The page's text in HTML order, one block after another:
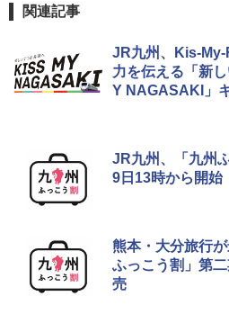
新しい日本地理
解く (講談社現
広げるだけ パ
ーティング フ
簡単設置 ポップ
ュ(BC仕様)
Coleman(コー
X 2人用 3人用
収納 コンパク
￥20,718
0ml（連続噴射
秒）射程5～
付き ヒグマ・イ
関の購入実績
防災用品 長期
￥3,680
ソーラー LED
ッズ 6種類のラ
り畳み式 キャ
節電対策 超高
関連記事
JR九州、Kis-My-
力を伝える「新
Y NAGASAKI」
JR九州、「九州
9日13時から開始
熊本・大分旅行
ふっこう割」第
売